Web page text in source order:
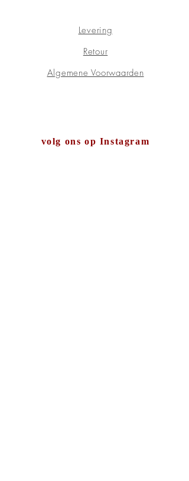
Levering
Retour
Algemene Voorwaarden
volg ons op Instagram